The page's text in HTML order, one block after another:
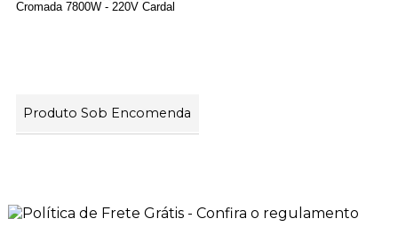
Cromada 7800W - 220V Cardal
Produto Sob Encomenda